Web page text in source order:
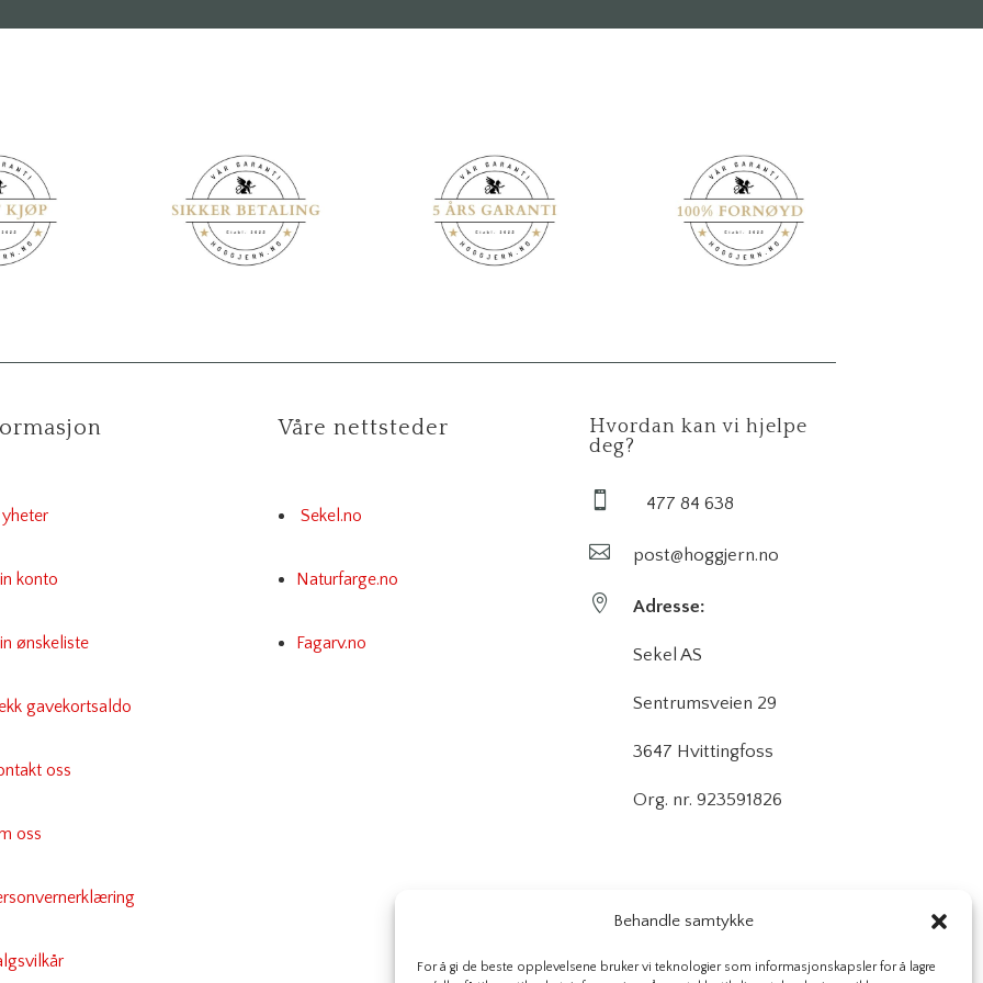
Behandle samtykke
For å gi de beste opplevelsene bruker vi teknologier som informasjonskapsler for å lagre
konto
ønskeliste
gavekortsaldo
oss
oss
Våre nettsteder
Sekel.no
Naturfarge.no
Fagarv.no
Hvordan kan vi hjelpe
deg?
 477 84 638
 post@hoggjern.no
 Adresse:
Sekel AS
Sentrumsveien 29
3647 Hvittingfoss
Org. nr. 923591826